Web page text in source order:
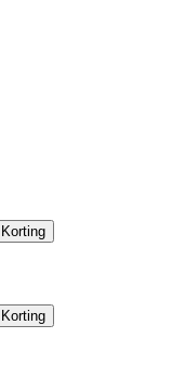
Korting
Korting